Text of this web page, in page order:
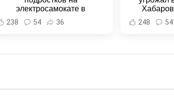
электросамокате в
Комсомольске-на-Амуре -
Новости Хабаровска и
238 54 36 248 54